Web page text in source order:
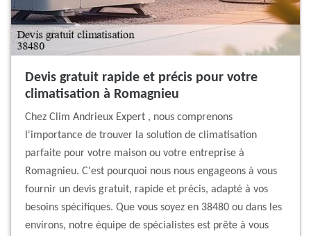
Devis gratuit rapide et précis pour votre
climatisation à Romagnieu
Chez Clim Andrieux Expert , nous comprenons
l'importance de trouver la solution de climatisation
parfaite pour votre maison ou votre entreprise à
Romagnieu. C'est pourquoi nous nous engageons à vous
fournir un devis gratuit, rapide et précis, adapté à vos
besoins spécifiques. Que vous soyez en 38480 ou dans les
environs, notre équipe de spécialistes est prête à vous